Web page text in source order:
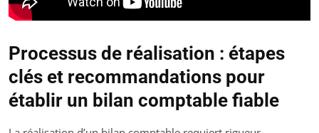
Processus de réalisation : étapes
clés et recommandations pour
établir un bilan comptable fiable